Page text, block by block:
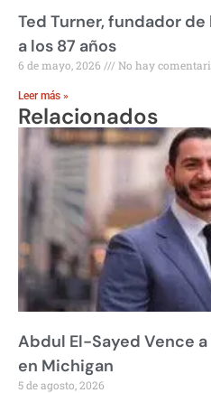
Ted Turner, fundador de
a los 87 años
6 de mayo, 2026 No hay
Leer más »
Relacionados
Abdul El-Sayed Vence
en Michigan
5 de agosto, 2026